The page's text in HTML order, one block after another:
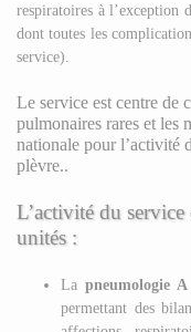
respiratoires à l’exception
dont toutes les
service).
Le service est centre de
pulmonaires rares et les
nationale pour l’activité
plèvre..
L’activité du
unités :
Lapneumologie A
permettant des